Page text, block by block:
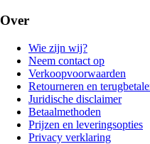
Over
Wie zijn wij?
Neem contact op
Verkoopvoorwaarden
Retourneren en
Juridische disclaimer
Betaalmethoden
Prijzen en leveringsopties
Privacy verklaring